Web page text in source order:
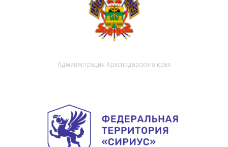
Администрация Краснодарского края